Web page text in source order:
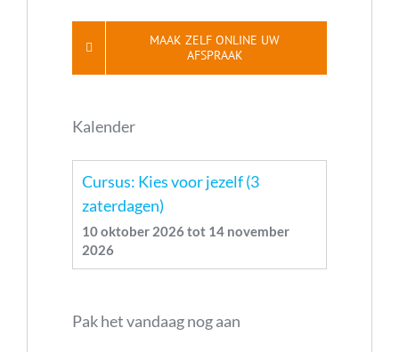
MAAK ZELF ONLINE UW
AFSPRAAK
Kalender
Cursus: Kies voor jezelf (3
zaterdagen)
10 oktober 2026tot 14 november
2026
Pak het vandaag nog aan